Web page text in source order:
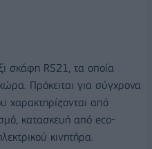
σκάφη RS21, τα οποία
Πρόκειται για σύγχρονα
από
κατασκευή από eco-
κινητήρα.